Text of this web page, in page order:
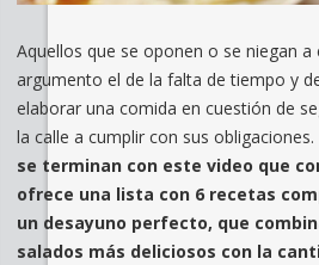
Aquellos que se oponen o se niegan
argumento el de la falta de tiempo y
elaborar una comida en cuestión de
la calle a cumplir con sus obligaciones.
se terminan con este video que
ofrece una lista con 6 recetas
un desayuno perfecto, que
salados más deliciosos con la